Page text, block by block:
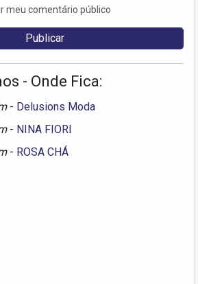
meu comentário público
- Onde Fica:
- Delusions Moda
- NINA FIORI
- ROSA CHÁ